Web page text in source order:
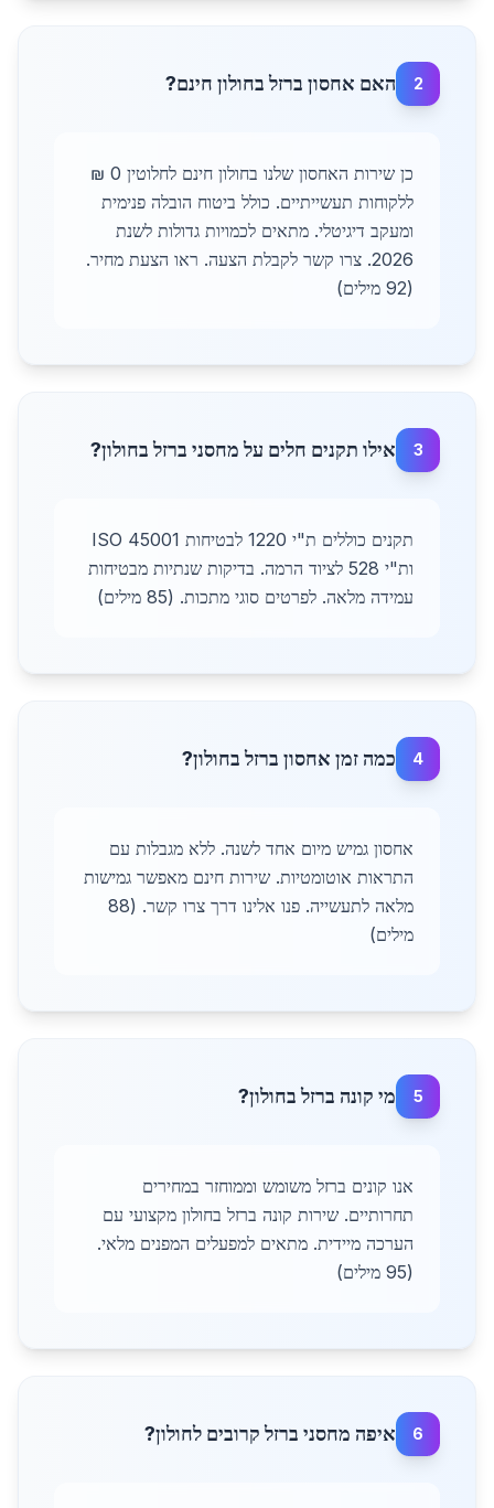
2 האם אחסון ברזל בחולון חינם?
כן שירות האחסון שלנו בחולון חינם לחלוטין 0 ₪
ללקוחות תעשייתיים. כולל ביטוח הובלה פנימית
ומעקב דיגיטלי. מתאים לכמויות גדולות לשנת
2026. צרו קשר לקבלת הצעה. ראו הצעת מחיר.
(92 מילים)
3 אילו תקנים חלים על מחסני ברזל בחולון?
תקנים כוללים ת"י 1220 לבטיחות ISO 45001
ות"י 528 לציוד הרמה. בדיקות שנתיות מבטיחות
עמידה מלאה. לפרטים סוגי מתכות. (85 מילים)
4 כמה זמן אחסון ברזל בחולון?
אחסון גמיש מיום אחד לשנה. ללא מגבלות עם
התראות אוטומטיות. שירות חינם מאפשר גמישות
מלאה לתעשייה. פנו אלינו דרך צרו קשר. (88
מילים)
5 מי קונה ברזל בחולון?
אנו קונים ברזל משומש וממוחזר במחירים
תחרותיים. שירות קונה ברזל בחולון מקצועי עם
הערכה מיידית. מתאים למפעלים המפנים מלאי.
(95 מילים)
6 איפה מחסני ברזל קרובים לחולון?